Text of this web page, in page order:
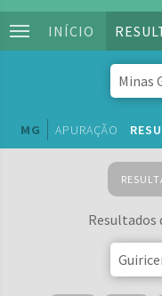
INÍCIO
MG APURAÇÃO
Resultados